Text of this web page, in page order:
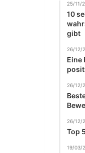
25/11/
10
gibt
26/12/
Eine
26/12/
26/12/
Top
19/03/